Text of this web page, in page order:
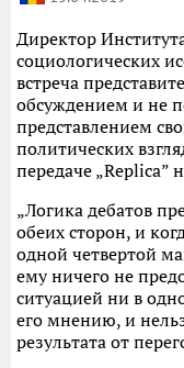
Директор
социологических
встреча
обсуждением и не
представлением
политических
передаче „Replica”
„Логика дебатов
обеих сторон, и
одной четвертой
ему ничего не
ситуацией ни в
его мнению, и
результата от